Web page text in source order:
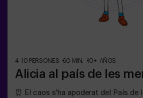
4-10 PERSONES 60 MIN. 10+ AÑOS
Alicia al país de les
⏰ El caos s'ha apoderat del País de